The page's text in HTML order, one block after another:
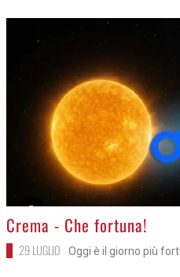
>
Crema - Che fortuna!
29 LUGLIO Oggi è il giorno più